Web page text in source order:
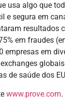
usa algo que
e segura em
resultados
em fraudes
empresas em
de saúde dos
www.prove.com.